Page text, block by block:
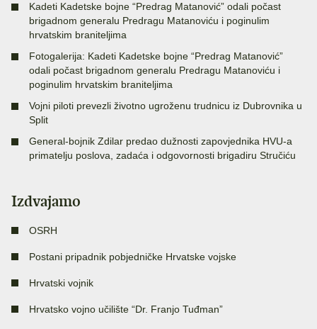
Kadeti Kadetske bojne “Predrag Matanović” odali počast
brigadnom generalu Predragu Matanoviću i poginulim
hrvatskim braniteljima
Fotogalerija: Kadeti Kadetske bojne “Predrag Matanović”
odali počast brigadnom generalu Predragu Matanoviću i
poginulim hrvatskim braniteljima
Vojni piloti prevezli životno ugroženu trudnicu iz Dubrovnika u
Split
General-bojnik Zdilar predao dužnosti zapovjednika HVU-a
primatelju poslova, zadaća i odgovornosti brigadiru Stručiću
Izdvajamo
OSRH
Postani pripadnik pobjedničke Hrvatske vojske
Hrvatski vojnik
Hrvatsko vojno učilište “Dr. Franjo Tuđman”